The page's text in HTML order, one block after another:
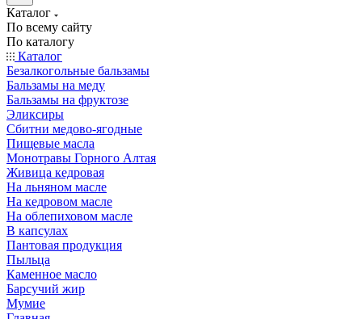
Каталог
По всему сайту
По каталогу
Каталог
Безалкогольные бальзамы
Бальзамы на меду
Бальзамы на фруктозе
Эликсиры
Сбитни медово-ягодные
Пищевые масла
Монотравы Горного Алтая
Живица кедровая
На льняном масле
На кедровом масле
На облепиховом масле
В капсулах
Пантовая продукция
Пыльца
Каменное масло
Барсучий жир
Мумие